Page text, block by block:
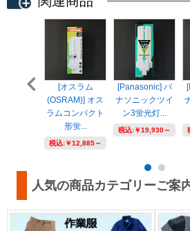
[オスラム
(OSRAM)] オス
ラムコンパクト
形蛍...
税込:￥12,885～
[Panasonic] パ
ナソニックツイ
ン3蛍光灯...
税込:￥19,930～
人気の商品カテゴリーご案